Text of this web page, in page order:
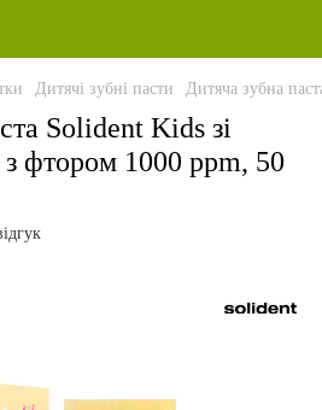
Дитячі зубні пасти Дитяча зубна
Solident Kids зі
фтором 1000 ppm, 50